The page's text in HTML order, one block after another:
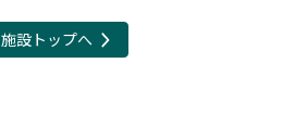
施設トップへ